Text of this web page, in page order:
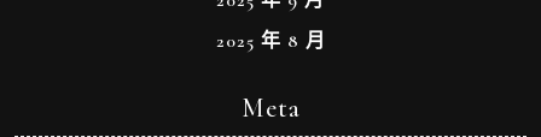
2025 年 8 月
Meta